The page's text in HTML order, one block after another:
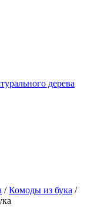
дерева
/Комоды из бука /